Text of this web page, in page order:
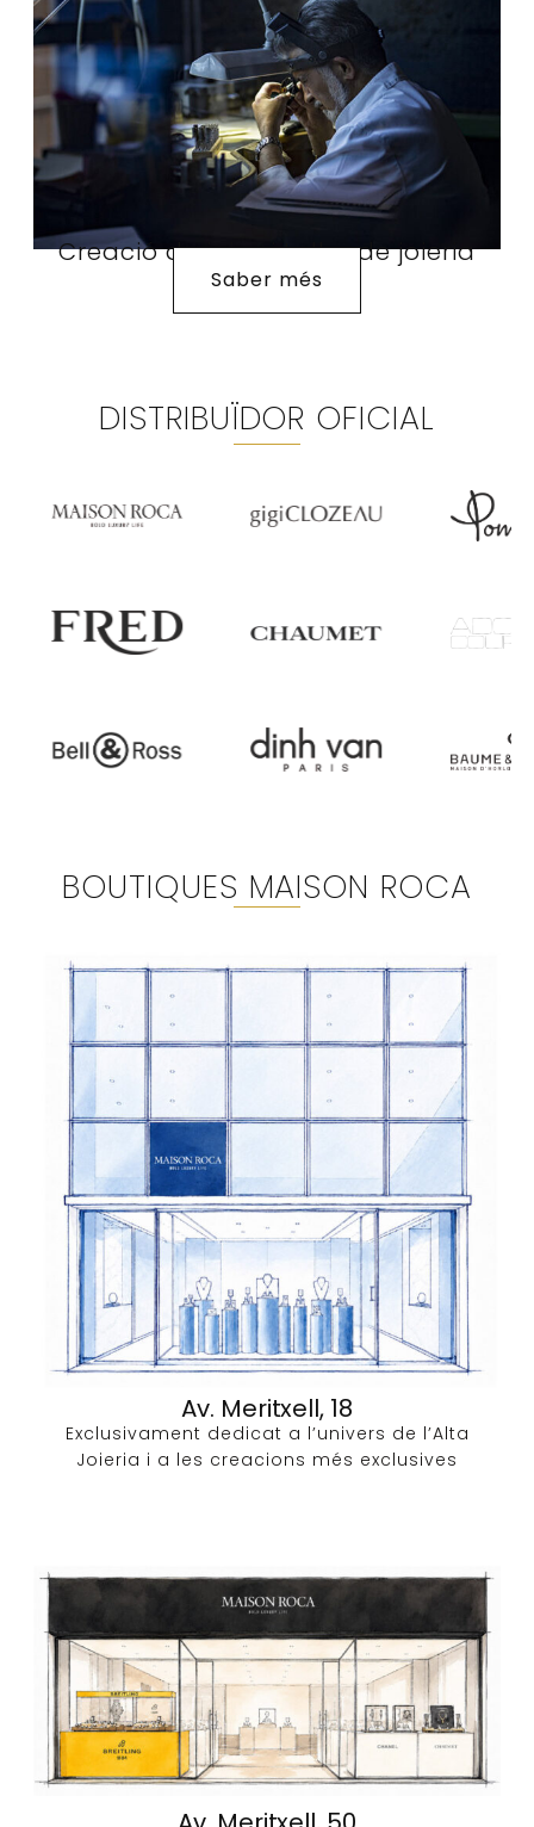
Creació de joies i taller de joieria
Saber més
DISTRIBUÏDOR OFICIAL
BOUTIQUES MAISON ROCA
Av. Meritxell, 18
Exclusivament dedicat a l’univers de l’Alta
Joieria i a les creacions més exclusives​